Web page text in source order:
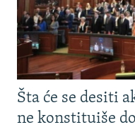
Šta će se desiti
ne konstituiše